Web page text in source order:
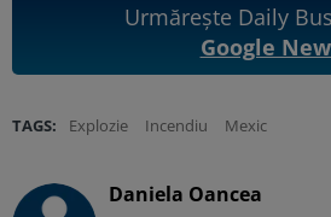
Urmărește Daily
Google
TAGS: Explozie Incendiu Mexic
Daniela Oancea